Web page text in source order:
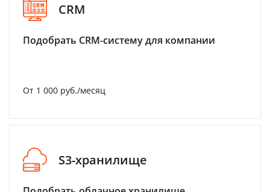
CRM
Подобрать CRM-систему для компании
От 1 000 руб./месяц
S3-хранилище